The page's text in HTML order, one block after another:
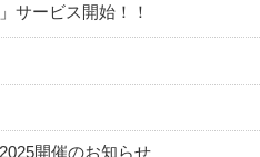
サービス開始！！
開催のお知らせ